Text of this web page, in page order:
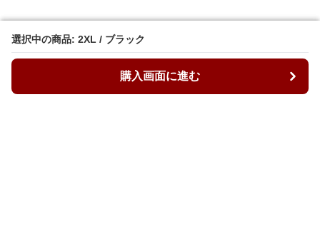
選択中の商品: 2XL / ブラック
購入画面に進む
選択中の商品: 2XL / ブラック
購入画面に進む